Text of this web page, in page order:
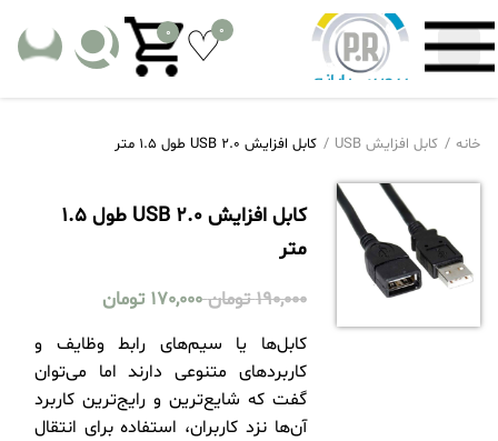
0
0
خانه کابل افزایش USB کابل افزایش USB 2.0 طول 1.5 متر
کابل افزایش USB 2.0 طول 1.5
متر
190,000 تومان 170,000 تومان
کابل‌ها یا سیم‌های رابط وظایف و
کاربردهای متنوعی دارند اما می‌توان
گفت که شایع‌ترین و رایج‌ترین کاربرد
آن‌ها نزد کاربران، استفاده برای انتقال